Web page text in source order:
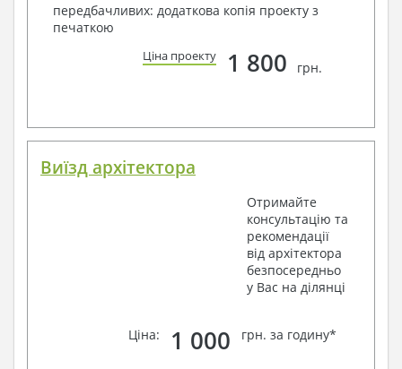
передбачливих: додаткова копія проекту з
печаткою
Ціна проекту 1 800 грн.
Виїзд архітектора
Отримайте
консультацію та
рекомендації
від архітектора
безпосередньо
у Вас на ділянці
Ціна: 1 000 грн. за годину*